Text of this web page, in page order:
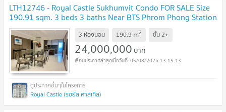
LTH12746 - Royal Castle Sukhumvit Condo FOR SALE Size
190.91 sqm. 3 beds 3 baths Near BTS Phrom Phong Station
ONLY 24 MB
3 ห้องนอน 190.9 m2 ชั้น2+
24,000,000 บาท
05/08/2026 13:15:13
Royal Castle (รอยัล คาสเทิล)